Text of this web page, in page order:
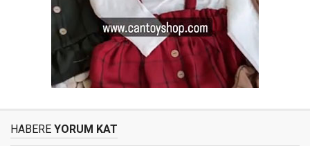
HABERE YORUM KAT